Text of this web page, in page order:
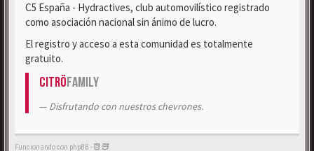
C5 España - Hydractives, club automovilístico registrado
como asociación nacional sin ánimo de lucro.
El registro y acceso a esta comunidad es totalmente
gratuito.
CitröFamily
Disfrutando con nuestros chevrones.
Funcionando con phpBB -